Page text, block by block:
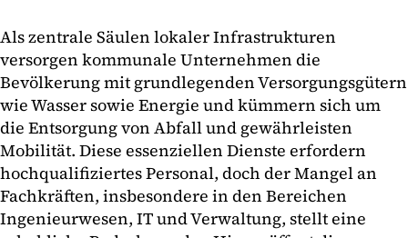
Als zentrale Säulen lokaler Infrastrukturen
versorgen kommunale Unternehmen die
Bevölkerung mit grundlegenden Versorgungsgütern
wie Wasser sowie Energie und kümmern sich um
die Entsorgung von Abfall und gewährleisten
Mobilität. Diese essenziellen Dienste erfordern
hochqualifiziertes Personal, doch der Mangel an
Fachkräften, insbesondere in den Bereichen
Ingenieurwesen, IT und Verwaltung, stellt eine